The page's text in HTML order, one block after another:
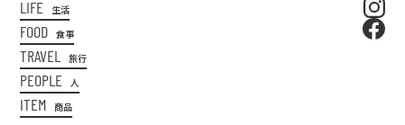
LIFE 生活
FOOD 食事
TRAVEL 旅行
PEOPLE 人
ITEM 商品